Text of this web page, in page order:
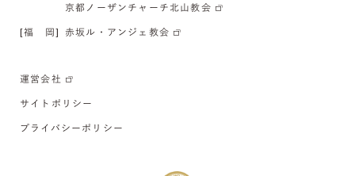
京都ノーザンチャーチ北山教会
[福 岡] 赤坂ル・アンジェ教会
運営会社
サイトポリシー
プライバシーポリシー